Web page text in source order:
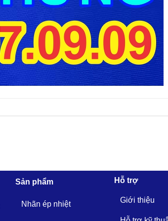
Sản phẩm
Nhãn ép nhiệt
Hỗ trợ
Giới thiệu